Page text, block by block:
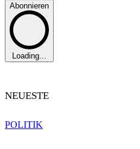
Abonnieren
Loading...
NEUESTE
POLITIK